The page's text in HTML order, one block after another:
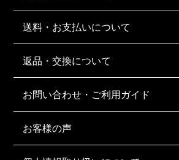
送料・お支払いについて
返品・交換について
お問い合わせ・ご利用ガイド
お客様の声